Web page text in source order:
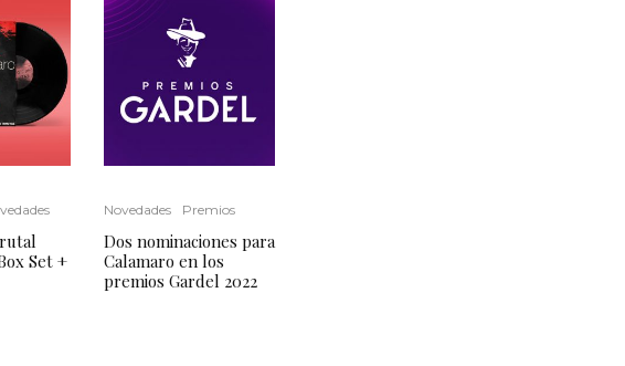
Set +
Novedades Premios
Dos nominaciones para
Calamaro en los
premios Gardel 2022